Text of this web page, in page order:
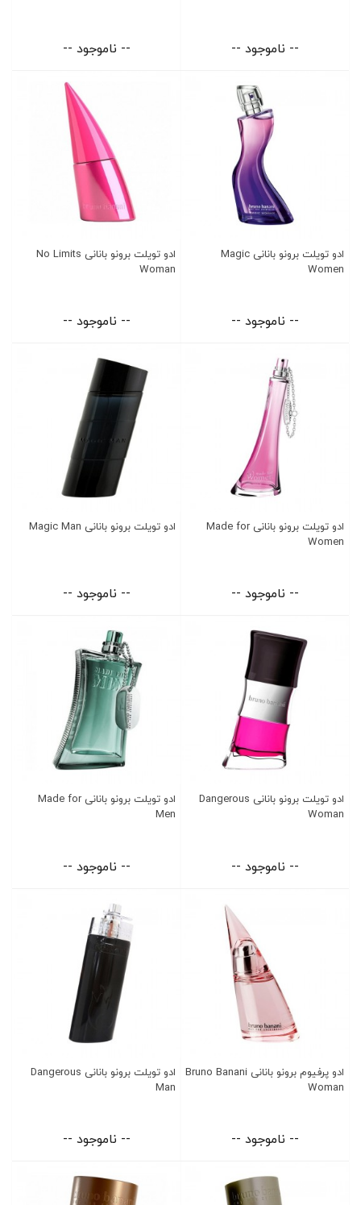
-- ناموجود -- -- ناموجود --
ادو تویلت برونو بانانی Magic
Women
-- ناموجود --
ادو تویلت برونو بانانی No Limits
Woman
-- ناموجود --
ادو تویلت برونو بانانی Made for
Women
-- ناموجود --
ادو تویلت برونو بانانی Magic Man
-- ناموجود --
ادو تویلت برونو بانانی Dangerous
Woman
-- ناموجود --
ادو تویلت برونو بانانی Made for
Men
-- ناموجود --
ادو پرفیوم برونو بانانی Bruno Banani
Woman
-- ناموجود --
ادو تویلت برونو بانانی Dangerous
Man
-- ناموجود --